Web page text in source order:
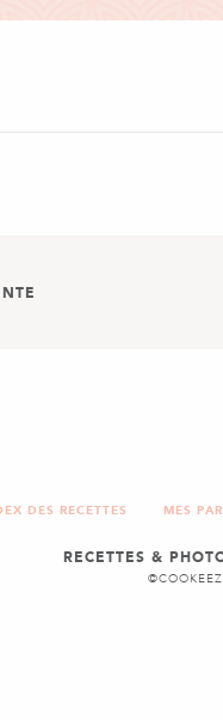
DES RECETTES MES
RECETTES &